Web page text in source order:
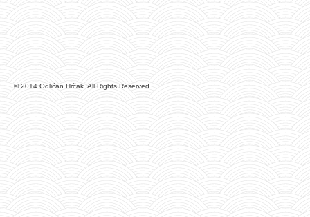
© 2014 Odličan Hrčak. All Rights Reserved.